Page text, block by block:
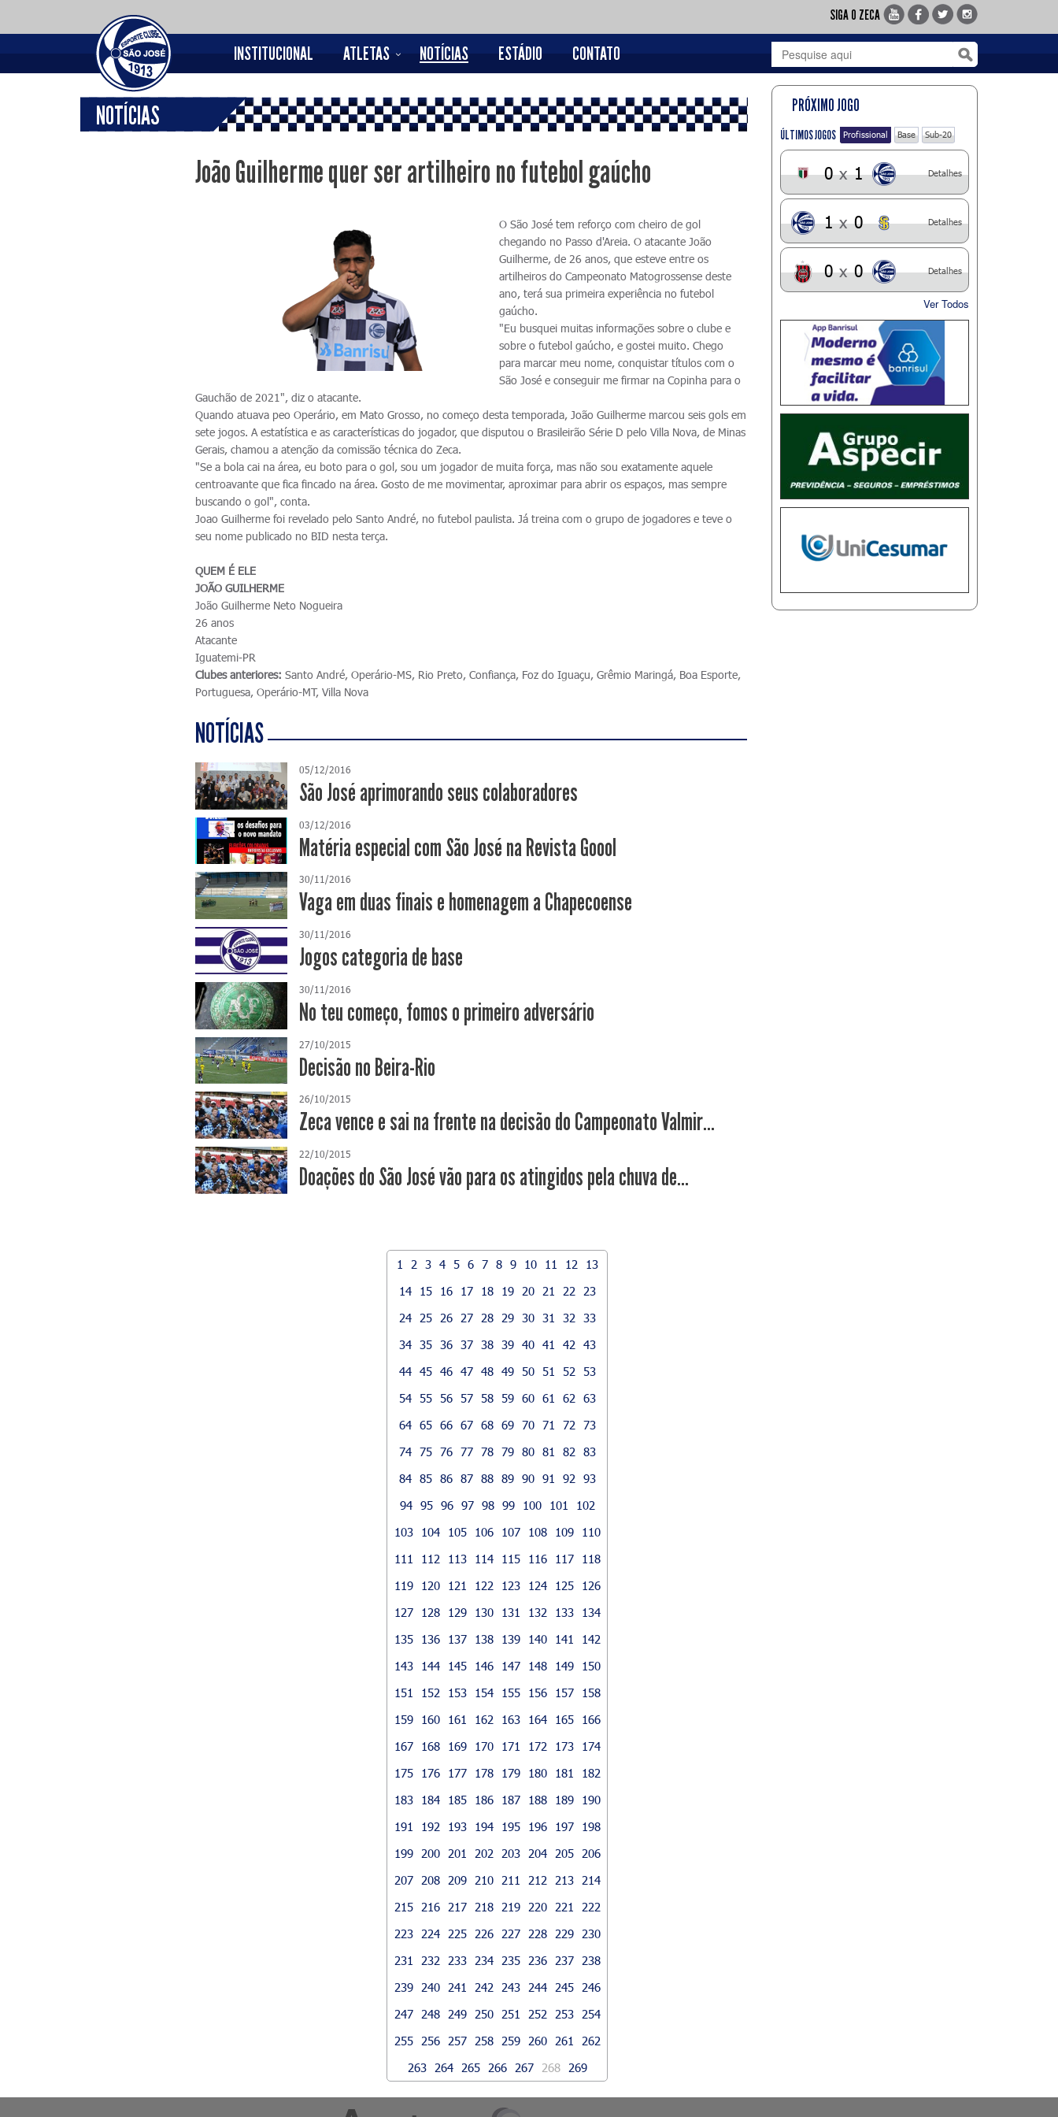
SIGA O ZECA
INSTITUCIONAL ATLETAS NOTÍCIAS ESTÁDIO CONTATO
NOTÍCIAS
João Guilherme quer ser artilheiro no futebol gaúcho
O São José tem reforço com cheiro de gol
chegando no Passo d'Areia. O atacante João
Guilherme, de 26 anos, que esteve entre os
artilheiros do Campeonato Matogrossense deste
ano, terá sua primeira experiência no futebol
gaúcho.
"Eu busquei muitas informações sobre o clube e
sobre o futebol gaúcho, e gostei muito. Chego
para marcar meu nome, conquistar títulos com o
São José e conseguir me firmar na Copinha para o
Gauchão de 2021", diz o atacante.
Quando atuava peo Operário, em Mato Grosso, no começo desta temporada, João Guilherme marcou seis gols em
sete jogos. A estatística e as características do jogador, que disputou o Brasileirão Série D pelo Villa Nova, de Minas
Gerais, chamou a atenção da comissão técnica do Zeca.
"Se a bola cai na área, eu boto para o gol, sou um jogador de muita força, mas não sou exatamente aquele
centroavante que fica fincado na área. Gosto de me movimentar, aproximar para abrir os espaços, mas sempre
buscando o gol", conta.
Joao Guilherme foi revelado pelo Santo André, no futebol paulista. Já treina com o grupo de jogadores e teve o
seu nome publicado no BID nesta terça.
QUEM É ELE
JOÃO GUILHERME
João Guilherme Neto Nogueira
26 anos
Atacante
Iguatemi-PR
Clubes anteriores: Santo André, Operário-MS, Rio Preto, Confiança, Foz do Iguaçu, Grêmio Maringá, Boa Esporte,
Portuguesa, Operário-MT, Villa Nova
NOTÍCIAS
05/12/2016
São José aprimorando seus colaboradores
03/12/2016
Matéria especial com São José na Revista Goool
30/11/2016
Vaga em duas finais e homenagem a Chapecoense
30/11/2016
Jogos categoria de base
30/11/2016
No teu começo, fomos o primeiro adversário
27/10/2015
Decisão no Beira-Rio
26/10/2015
Zeca vence e sai na frente na decisão do Campeonato Valmir...
22/10/2015
Doações do São José vão para os atingidos pela chuva de...
1 2 3 4 5 6 7 8 9 10 11 12
13
14
15 16 17 18 19 20 21 22
23
24
25 26 27 28 29 30 31 32
33
34 35 36 37 38 39 40 41 42
43
44 45 46 47 48 49 50 51 52
53
54 55 56 57 58 59 60 61 62
63
64 65 66 67 68 69 70 71 72
73
74 75 76 77 78 79 80 81 82
83
84 85 86 87 88 89 90 91 92
93
94 95 96 97 98 99 100 101
102
103
104 105 106 107 108 109
110
111
112 113 114 115 116 117
118
119
120 121 122 123 124 125
126
127
128 129 130 131 132 133
134
135
136 137 138 139 140 141
142
143
144 145 146 147 148 149
150
151
152 153 154 155 156 157
158
159
160 161 162 163 164 165
166
167
168 169 170 171 172 173
174
175
176 177 178 179 180 181
182
183
184 185 186 187 188 189
190
191
192 193 194 195 196 197
198
199
200 201 202 203 204 205
206
207
208 209 210 211 212 213
214
215
216 217 218 219 220 221
222
223
224 225 226 227 228 229
230
231
232 233 234 235 236 237
238
239
240 241 242 243 244 245
246
247
248 249 250 251 252 253
254
255
256 257 258 259 260 261
262
263
264 265 266 267 268 269
PRÓXIMO JOGO
ÚLTIMOS JOGOS Profissional Base Sub-20
0 x 1 Detalhes
1 x 0 Detalhes
0 x 0 Detalhes
Ver Todos